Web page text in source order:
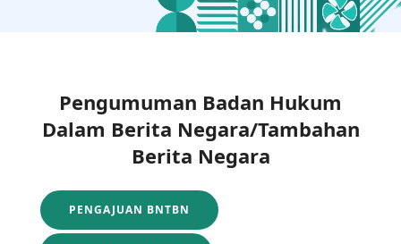
Pengumuman Badan Hukum
Dalam Berita Negara/Tambahan
Berita Negara
PENGAJUAN BNTBN